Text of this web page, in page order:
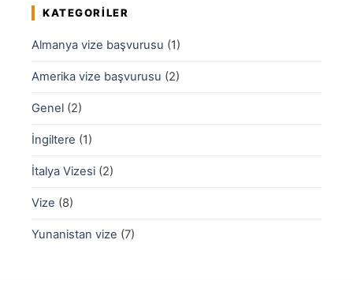
KATEGORILER
Almanya vize başvurusu (1)
Amerika vize başvurusu (2)
Genel (2)
İngiltere (1)
İtalya Vizesi (2)
Vize (8)
Yunanistan vize (7)